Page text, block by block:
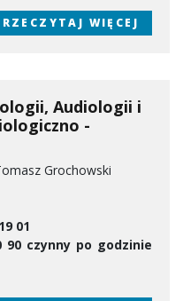
WIĘCEJ
Audiologii i
-
Grochowski
01
90 czynny po godzinie